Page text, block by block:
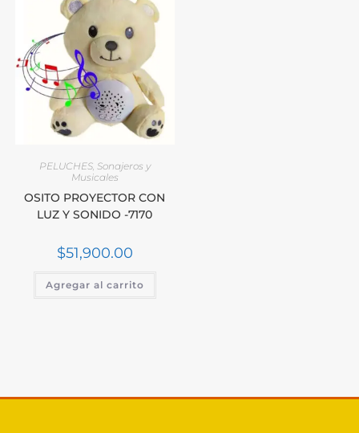
PELUCHES, Sonajeros y
Musicales
OSITO PROYECTOR CON
LUZ Y SONIDO -7170
$51,900.00
Agregar al carrito